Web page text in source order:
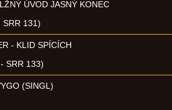
ÚVOD JASNÝ KONEC
SRR 131)
- KLID SPÍCÍCH
SRR 133)
(SINGL)